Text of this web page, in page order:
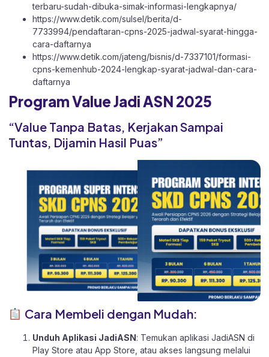
terbaru-sudah-dibuka-simak-informasi-lengkapnya/
https://www.detik.com/sulsel/berita/d-
7733994/pendaftaran-cpns-2025-jadwal-syarat-hingga-
cara-daftarnya
https://www.detik.com/jateng/bisnis/d-7337101/formasi-
cpns-kemenhub-2024-lengkap-syarat-jadwal-dan-cara-
daftarnya
Program Value Jadi ASN 2025
“Value Tanpa Batas, Kerjakan Sampai
Tuntas, Dijamin Hasil Puas”
Cara Membeli dengan Mudah:
Unduh Aplikasi JadiASN: Temukan aplikasi JadiASN di
Play Store atau App Store , atau akses langsung melalui